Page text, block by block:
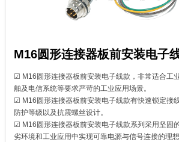
M16圆形连接器板前安装电子
☑ M16圆形连接器板前安装电子线款，非常适合工
舶及电信系统等要求严苛的工业应用场景。
☑ M16圆形连接器板前安装电子线款有快速锁定接
防护等级以及抗震螺丝设计。
☑ M16圆形连接器板前安装电子线款系列采用坚固
劣环境和工业应用中实现可靠电源与信号连接的理想